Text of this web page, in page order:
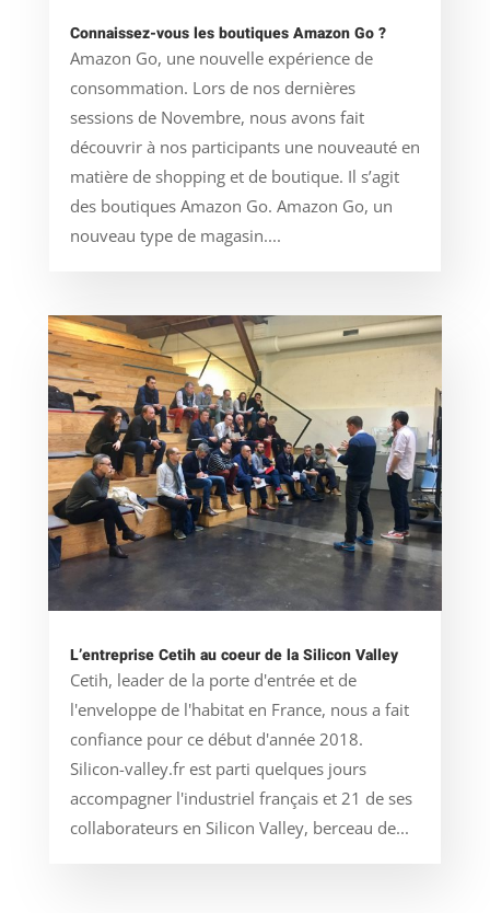
Connaissez-vous les boutiques Amazon Go ?
Amazon Go, une nouvelle expérience de
consommation. Lors de nos dernières
sessions de Novembre, nous avons fait
découvrir à nos participants une nouveauté en
matière de shopping et de boutique. Il s’agit
des boutiques Amazon Go. Amazon Go, un
nouveau type de magasin....
L’entreprise Cetih au coeur de la Silicon Valley
Cetih, leader de la porte d'entrée et de
l'enveloppe de l'habitat en France, nous a fait
confiance pour ce début d'année 2018.
Silicon-valley.fr est parti quelques jours
accompagner l'industriel français et 21 de ses
collaborateurs en Silicon Valley, berceau de...